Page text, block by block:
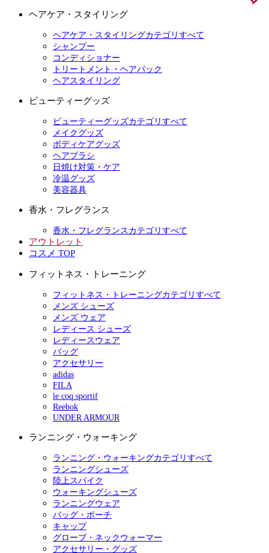
ヘアケア・スタイリング
ヘアケア・スタイリングカテゴリすべて
シャンプー
コンディショナー
トリートメント・ヘアパック
ヘアスタイリング
ビューティーグッズ
ビューティーグッズカテゴリすべて
メイクグッズ
ボディケアグッズ
ヘアブラシ
日焼け対策・ケア
冷温グッズ
美容器具
香水・フレグランス
香水・フレグランスカテゴリすべて
アウトレット
コスメ TOP
フィットネス・トレーニング
フィットネス・トレーニングカテゴリすべて
メンズ シューズ
メンズ ウェア
レディース シューズ
レディースウェア
バッグ
アクセサリー
adidas
FILA
le coq sportif
Reebok
UNDER ARMOUR
ランニング・ウォーキング
ランニング・ウォーキングカテゴリすべて
ランニングシューズ
陸上スパイク
ウォーキングシューズ
ランニングウェア
バッグ・ポーチ
キャップ
グローブ・ネックウォーマー
アクセサリー・グッズ